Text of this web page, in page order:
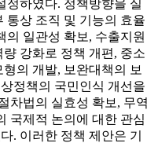
정하였다. 정책방향을 실
통상 조직 및 기능의 효율
의 일관성 확보, 수출지원
강화로 정책 개편, 중소
의 개발, 보완대책의 보
정책의 국민인식 개선을
차법의 실효성 확보, 무역
국제적 논의에 대한 관심
. 이러한 정책 제안은 기